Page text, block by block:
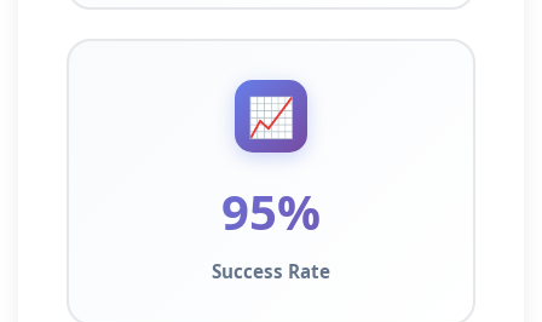
📈
95%
Success Rate